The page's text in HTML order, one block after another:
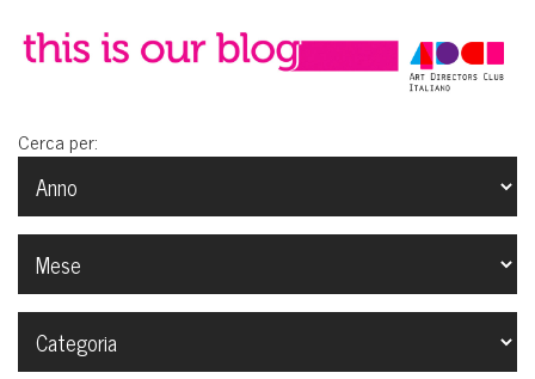
Cerca per: